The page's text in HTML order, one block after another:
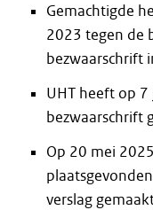
Gemachtigde
2023 tegen de
bezwaarschrift
UHT heeft op
bezwaarschrift
Op 20 mei
verslag